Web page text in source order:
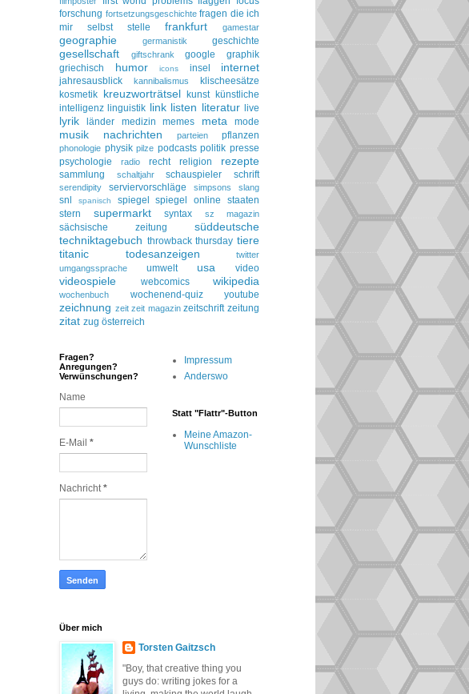
forschung fortsetzungsgeschichte fragen die ich
mir selbst stelle
frankfurt gamestar
geographie germanistik geschichte
gesellschaft giftschrank google
graphik
griechisch
humor icons insel internet
jahresausblick kannibalismus
klischeesätze
kosmetik kreuzworträtsel kunst
künstliche
intelligenz linguistik link listen literatur live
lyrik länder medizin memes meta mode
musik nachrichten parteien pflanzen
phonologie physik pilze podcasts politik presse
psychologie
radio recht religion rezepte
sammlung schaltjahr schauspieler schrift
serendipity serviervorschläge simpsons slang
snl spanisch spiegel spiegel online
staaten
stern
supermarkt syntax sz magazin
sächsische zeitung
süddeutsche
techniktagebuch throwback thursday tiere
titanic
todesanzeigen
twitter
umgangssprache
umwelt usa video
videospiele webcomics wikipedia
wochenbuch wochenend-quiz youtube
zeichnung zeit zeit magazin zeitschrift zeitung
zitat zug österreich
Fragen?
Anregungen?
Verwünschungen?
Name
E-Mail *
Nachricht*
Impressum
Anderswo
Statt "Flattr"-Button
Meine Amazon-
Wunschliste
Über mich
Torsten Gaitzsch
"Boy, that creative thing you
guys do: writing jokes for a